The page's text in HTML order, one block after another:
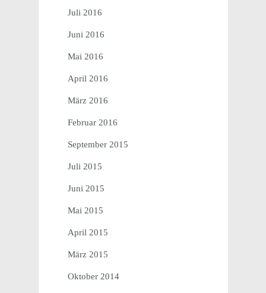
Juli 2016
Juni 2016
Mai 2016
April 2016
März 2016
Februar 2016
September 2015
Juli 2015
Juni 2015
Mai 2015
April 2015
März 2015
Oktober 2014